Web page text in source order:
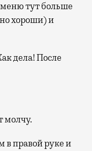
тут больше
хороши) и
дела! После
молчу.
в правой руке и